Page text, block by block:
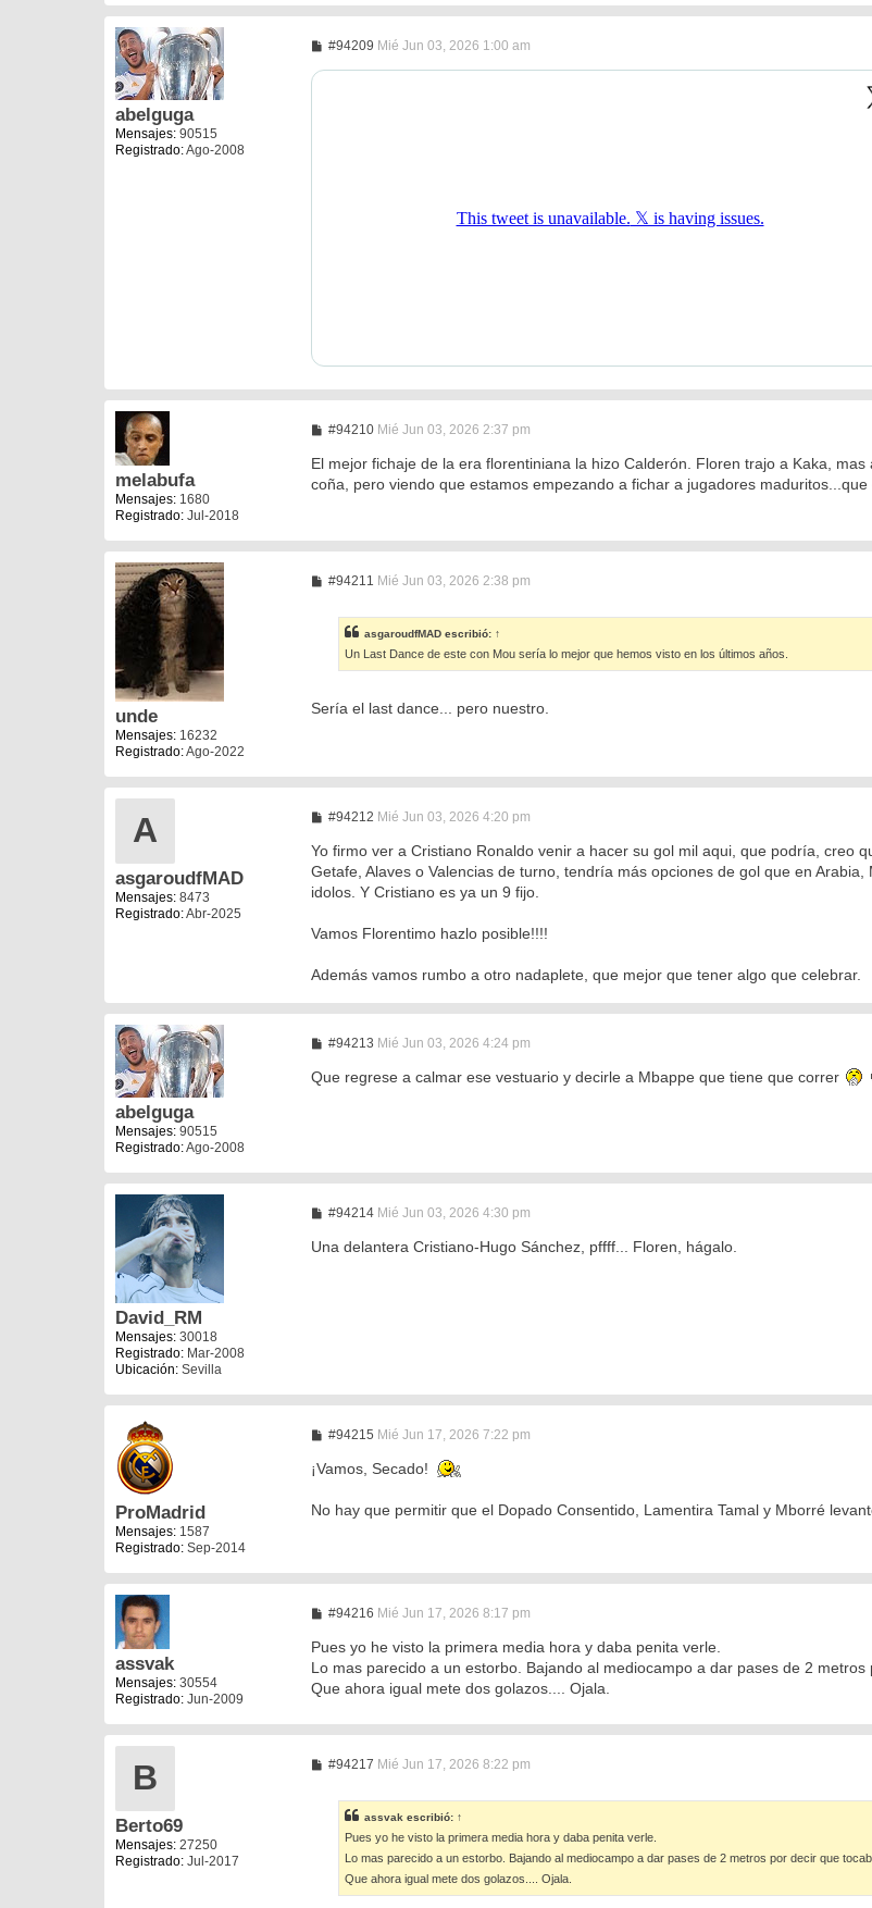
abelguga
Mensajes: 90515
Registrado:Ago-2008
#94209M
n
Mié Jun 03, 2026 1:00 am
melabufa
Mensajes: 1680
Registrado: Jul-2018
#94210M
n
a
Mié Jun 03, 2026 2:37 pm
El mejor fichaje de la era florentiniana la hizo Calderón. Floren trajo a Kaka,
coña, pero viendo que estamos empezando a fichar a jugadores
unde
Mensajes: 16232
Registrado:Ago-2022
#94211 M
a
j
e
Mié Jun 03, 2026 2:38 pm
asgaroudfMAD escribió: ↑
Un Last Dance de este con Mou sería lo mejor que hemos visto en los últimos años.
Sería el last dance... pero nuestro.
A
asgaroudfMAD
Mensajes: 8473
Registrado:Abr-2025
#94212M
n
a
j
Mié Jun 03, 2026 4:20 pm
Yo firmo ver a Cristiano Ronaldo venir a hacer su gol mil aqui, que podría, creo
Getafe, Alaves o Valencias de turno, tendría más opciones de gol que en
idolos. Y Cristiano es ya un 9 fijo.
Vamos Florentimo hazlo posible!!!!
Además vamos rumbo a otro nadaplete, que mejor que tener algo que celebrar.
abelguga
Mensajes: 90515
Registrado:Ago-2008
#94213M
n
Mié Jun 03, 2026 4:24 pm
Que regrese a calmar ese vestuario y decirle a Mbappe que tiene que correr
David_RM
Mensajes: 30018
Registrado: Mar-2008
Ubicación: Sevilla
#94214M
n
Mié Jun 03, 2026 4:30 pm
Una delantera Cristiano-Hugo Sánchez, pffff... Floren, hágalo.
ProMadrid
Mensajes: 1587
Registrado: Sep-2014
#94215M
n
j
Mié Jun 17, 2026 7:22 pm
¡Vamos, Secado!
No hay que permitir que el Dopado Consentido, Lamentira Tamal y Mborré
assvak
Mensajes: 30554
Registrado: Jun-2009
#94216M
n
a
j
Mié Jun 17, 2026 8:17 pm
Pues yo he visto la primera media hora y daba penita verle.
Lo mas parecido a un estorbo. Bajando al mediocampo a dar pases de 2
Que ahora igual mete dos golazos.... Ojala.
B
Berto69
Mensajes: 27250
Registrado: Jul-2017
#94217M
a
j
e
Mié Jun 17, 2026 8:22 pm
assvak escribió: ↑
Pues yo he visto la primera media hora y daba penita verle.
Lo mas parecido a un estorbo. Bajando al mediocampo a dar pases de 2 metros por decir que
Que ahora igual mete dos golazos.... Ojala.